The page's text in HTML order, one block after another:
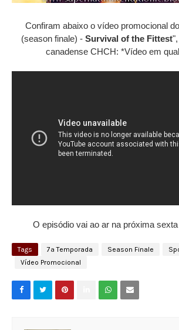
Confiram abaixo o vídeo promocional
(season finale) - Survival of the Fittest
canadense CHCH: *Vídeo em
O episódio vai ao ar na próxima
Tags 7ª Temporada Season Finale
Vídeo Promocional